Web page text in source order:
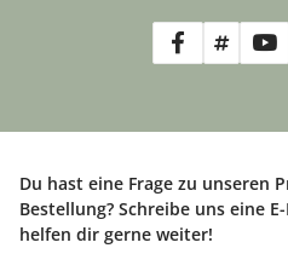
Du hast eine Frage zu unseren
Bestellung? Schreibe uns eine
helfen dir gerne weiter!